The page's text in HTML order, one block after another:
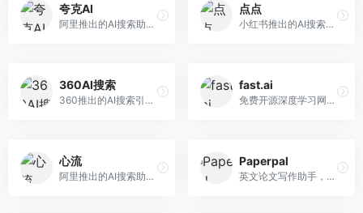
夸克AI
阿里推出的AI搜索助手，整合搜索与AI功能。面向年轻用户，提供智能搜索、文档处理、学习辅助等服务，与夸克生态深度整合。
点点
小红书推出的AI搜索应用，专注于生活方式内容搜索。面向小红书用户，提供生活攻略、消费决策、内容推荐等服务，生活方式内容丰富。
360AI搜索
360推出的AI搜索引擎，专注于安全智能搜索。面向普通用户，提供智能问答、网页搜索、内容整理等服务，安全防护能力强。
fast.ai
免费开源深度学习网站，专注于实用AI教学。面向开发者，提供免费深度学习课程、实战项目、代码库等资源，学习门槛低。
心流
阿里推出的AI搜索助手，专注于智能信息获取。面向普通用户，提供智能搜索、内容整理、知识问答等服务，与阿里生态深度整合。
Paperpal
英文论文写作助手，专注于学术英语润色。面向需要发表国际期刊的研究者，提供语法检查、学术表达优化、格式规范等服务，英语表达地道专业。